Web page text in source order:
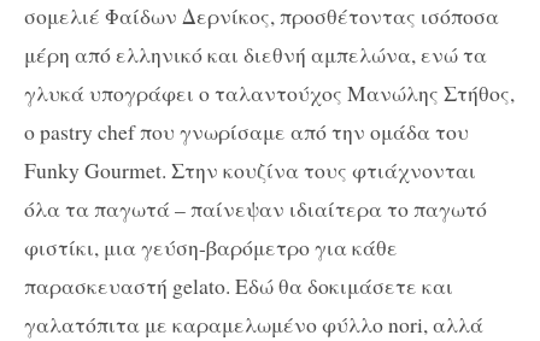
σομελιέ Φαίδων Δερνίκος, προσθέτοντας ισόποσα
μέρη από ελληνικό και διεθνή αμπελώνα, ενώ τα
γλυκά υπογράφει ο ταλαντούχος Μανώλης Στήθος,
οpastry chefπου γνωρίσαμε από την ομάδα του
Funky Gourmet. Στην κουζίνα τους φτιάχνονται
όλα τα παγωτά – παίνεψαν ιδιαίτερα το παγωτό
φιστίκι, μια γεύση-βαρόμετρο για κάθε
παρασκευαστή gelato. Εδώ θα δοκιμάσετε και
γαλατόπιτα με καραμελωμένο φύλλοnori, αλλά